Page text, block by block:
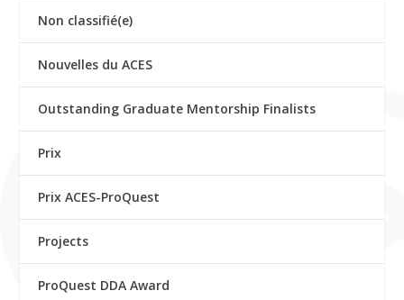
Non classifié(e)
Nouvelles du ACES
Outstanding Graduate Mentorship Finalists
Prix
Prix ACES-ProQuest
Projects
ProQuest DDA Award